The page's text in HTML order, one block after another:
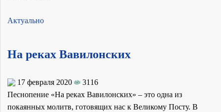
Актуально
На реках Вавилонских
17 февраля 2020
3116
Песнопение «На реках Вавилонских» – это одна из
покаянных молитв, готовящих нас к Великому Посту. В